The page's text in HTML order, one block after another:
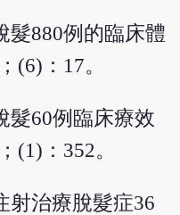
髮880例的臨床體
(6)：17。
髮60例臨床療效
(1)：352。
射治療脫髮症36